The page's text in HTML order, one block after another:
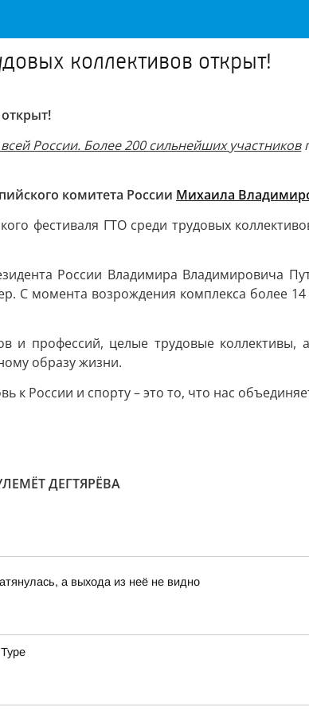
коллективов открыт!
России. Более 200 сильнейших участников
комитета России Михаила
фестиваля ГТО среди трудовых
России Владимира Владимировича
С момента возрождения комплекса более
и профессий, целые трудовые
образу жизни.
России и спорту – это то, что нас
ДЕГТЯРЁВА
а выхода из неё не видно